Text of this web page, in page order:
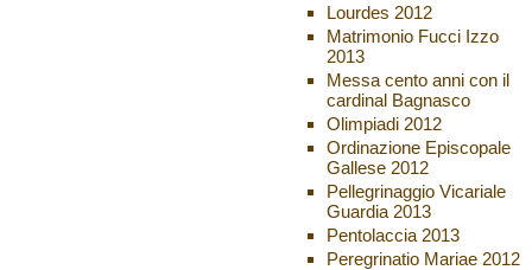
Lourdes 2012
Matrimonio Fucci Izzo
2013
Messa cento anni con il
cardinal Bagnasco
Olimpiadi 2012
Ordinazione Episcopale
Gallese 2012
Pellegrinaggio Vicariale
Guardia 2013
Pentolaccia 2013
Peregrinatio Mariae 2012